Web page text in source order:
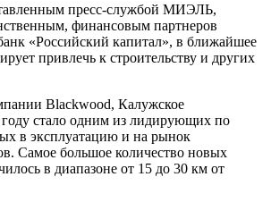
пресс-службой МИЭЛЬ,
финансовым партнеров
«Российский капитал», в ближайшее
привлечь к строительству и других
Blackwood, Калужское
году стало одним из лидирующих по
в эксплуатацию и на рынок
Самое большое количество новых
в диапазоне от 15 до 30 км от